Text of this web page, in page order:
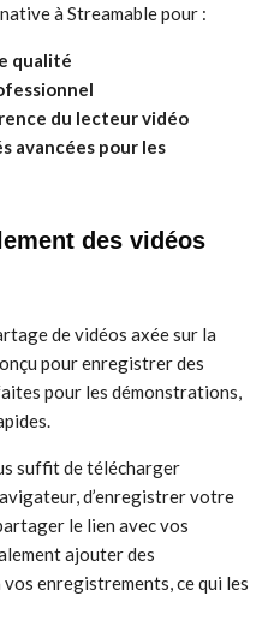
à Streamable pour :
qualité
du lecteur vidéo
avancées pour les
des vidéos
de vidéos axée sur la
pour enregistrer des
pour les démonstrations,
suffit de télécharger
d’enregistrer votre
le lien avec vos
ajouter des
enregistrements, ce qui les